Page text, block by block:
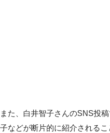
また、白井智子さんのSNS投
子などが断片的に紹介される